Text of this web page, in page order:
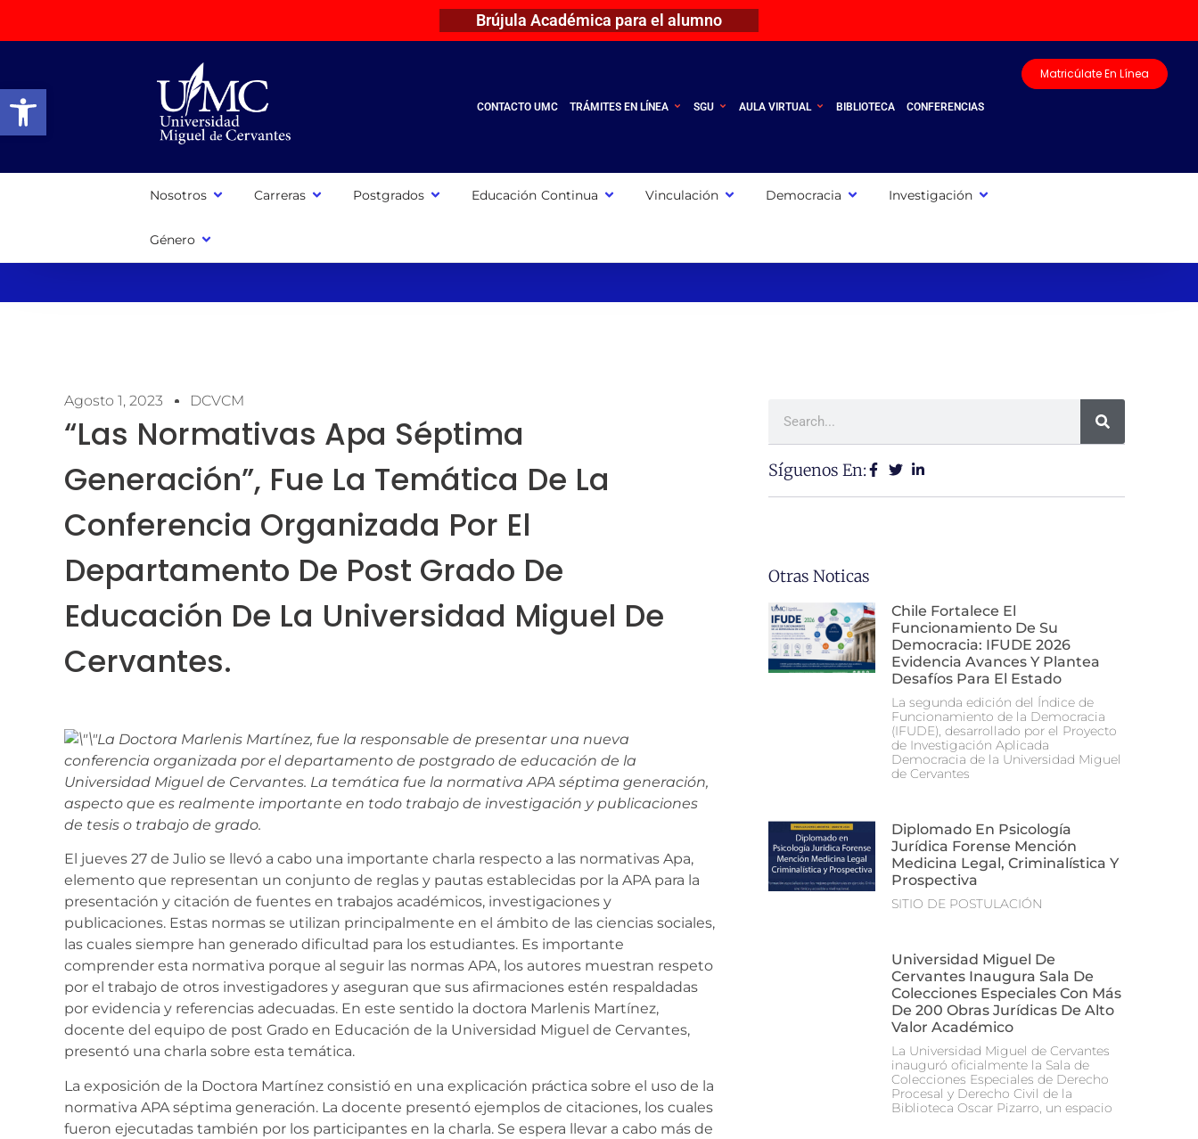
Abrir barra de herramientas
Brújula Académica para el alumno
CONTACTO UMC TRÁMITES EN LÍNEA SGU AULA VIRTUAL BIBLIOTECA CONFERENCIAS
Matricúlate En Línea
Nosotros Carreras Postgrados Educación Continua Vinculación Democracia Investigación
Género
Agosto 1, 2023 DCVCM
“Las Normativas Apa Séptima
Generación”, Fue La Temática De La
Conferencia Organizada Por El
Departamento De Post Grado De
Educación De La Universidad Miguel De
Cervantes.
La Doctora Marlenis Martínez, fue la responsable de presentar una nueva
conferencia organizada por el departamento de postgrado de educación de la
Universidad Miguel de Cervantes. La temática fue la normativa APA séptima generación,
aspecto que es realmente importante en todo trabajo de investigación y publicaciones
de tesis o trabajo de grado.
El jueves 27 de Julio se llevó a cabo una importante charla respecto a las normativas Apa,
elemento que representan un conjunto de reglas y pautas establecidas por la APA para la
presentación y citación de fuentes en trabajos académicos, investigaciones y
publicaciones. Estas normas se utilizan principalmente en el ámbito de las ciencias sociales,
las cuales siempre han generado dificultad para los estudiantes. Es importante
comprender esta normativa porque al seguir las normas APA, los autores muestran respeto
por el trabajo de otros investigadores y aseguran que sus afirmaciones estén respaldadas
por evidencia y referencias adecuadas. En este sentido la doctora Marlenis Martínez,
docente del equipo de post Grado en Educación de la Universidad Miguel de Cervantes,
presentó una charla sobre esta temática.
La exposición de la Doctora Martínez consistió en una explicación práctica sobre el uso de la
normativa APA séptima generación. La docente presentó ejemplos de citaciones, los cuales
fueron ejecutadas también por los participantes en la charla. Se espera llevar a cabo más de
Síguenos En:
Otras Noticas
Chile Fortalece El
Funcionamiento De Su
Democracia: IFUDE 2026
Evidencia Avances Y Plantea
Desafíos Para El Estado
La segunda edición del Índice de
Funcionamiento de la Democracia
(IFUDE), desarrollado por el Proyecto
de Investigación Aplicada
Democracia de la Universidad Miguel
de Cervantes
Diplomado En Psicología
Jurídica Forense Mención
Medicina Legal, Criminalística Y
Prospectiva
SITIO DE POSTULACIÓN
Universidad Miguel De
Cervantes Inaugura Sala De
Colecciones Especiales Con Más
De 200 Obras Jurídicas De Alto
Valor Académico
La Universidad Miguel de Cervantes
inauguró oficialmente la Sala de
Colecciones Especiales de Derecho
Procesal y Derecho Civil de la
Biblioteca Oscar Pizarro, un espacio